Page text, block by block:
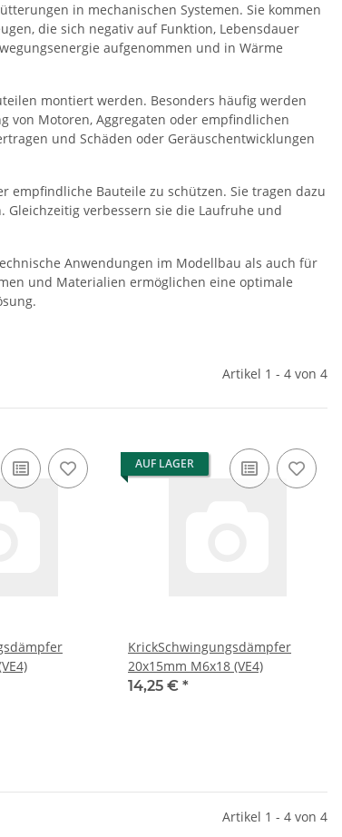
in mechanischen Systemen. Sie kommen
die sich negativ auf Funktion, Lebensdauer
aufgenommen und in Wärme
montiert werden. Besonders häufig werden
von Motoren, Aggregaten oder empfindlichen
und Schäden oder Geräuschentwicklungen
empfindliche Bauteile zu schützen. Sie tragen dazu
verbessern sie die Laufruhe und
Anwendungen im Modellbau als auch für
und Materialien ermöglichen eine optimale
Artikel 1 - 4 von 4
AUF LAGER
KrickSchwingungsdämpfer
20x15mm M6x18 (VE4)
14,25 € *
Artikel 1 - 4 von 4